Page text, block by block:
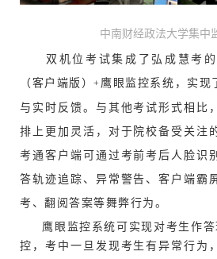
中南财经政法大学集中
双机位考试集成了弘成慧考的
（客户端版）+ 鹰眼监控系统 ，实现
与实时反馈。与其他考试形式相比
排上更加灵活，对于院校备受关注
考通客户端可通过 考前考后人脸识
答轨迹追踪、异常警告、客户端霸
考、翻阅答案等舞弊行为。
鹰眼监控系统可实现对考生作答
控，考中一旦发现考生有异常行为